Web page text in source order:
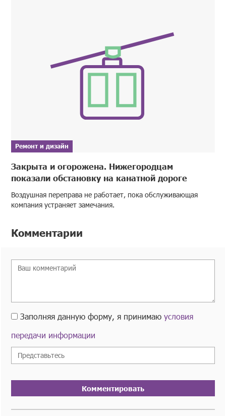
Ремонт и дизайн
Закрыта и огорожена. Нижегородцам
показали обстановку на канатной дороге
Воздушная переправа не работает, пока обслуживающая
компания устраняет замечания.
Комментарии
Заполняя данную форму, я принимаюусловия
передачи информации
Комментировать